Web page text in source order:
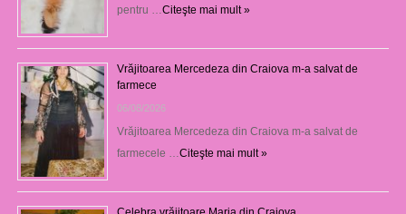
pentru …Citeşte mai mult »
Vrăjitoarea Mercedeza din Craiova m-a salvat de
farmece
06/08/2026
Vrăjitoarea Mercedeza din Craiova m-a salvat de
farmecele …Citeşte mai mult »